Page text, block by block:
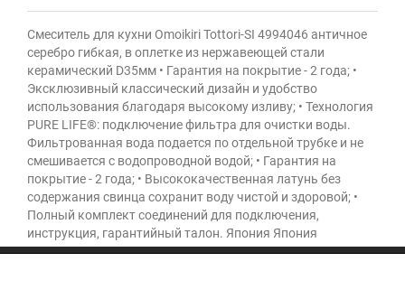
Смеситель для кухни Omoikiri Tottori-SI 4994046 античное
серебро гибкая, в оплетке из нержавеющей стали
керамический D35мм • Гарантия на покрытие - 2 года; •
Эксклюзивный классический дизайн и удобство
использования благодаря высокому изливу; • Технология
PURE LIFE®: подключение фильтра для очистки воды.
Фильтрованная вода подается по отдельной трубке и не
смешивается с водопроводной водой; • Гарантия на
покрытие - 2 года; • Высококачественная латунь без
содержания свинца сохранит воду чистой и здоровой; •
Полный комплект соединений для подключения,
инструкция, гарантийный талон. Япония Япония